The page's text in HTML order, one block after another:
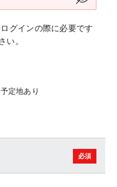
グインの際に必要です
い。
予定地あり